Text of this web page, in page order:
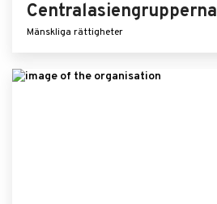
Centralasiengrupperna
Mänskliga rättigheter